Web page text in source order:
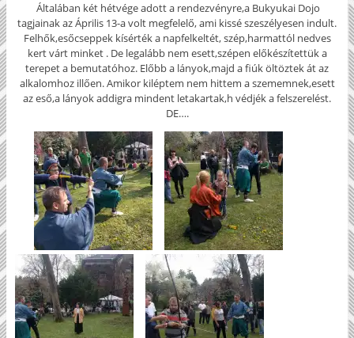
Általában két hétvége adott a rendezvényre,a Bukyukai Dojo
tagjainak az Április 13-a volt megfelelő, ami kissé szeszélyesen indult.
Felhők,esőcseppek kísérték a napfelkeltét, szép,harmattól nedves
kert várt minket . De legalább nem esett,szépen előkészítettük a
terepet a bemutatóhoz. Előbb a lányok,majd a fiúk öltöztek át az
alkalomhoz illően. Amikor kiléptem nem hittem a szememnek,esett
az eső,a lányok addigra mindent letakartak,h védjék a felszerelést.
DE….